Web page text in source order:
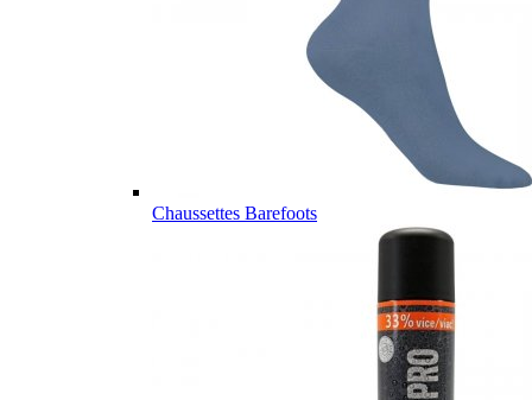
Chaussettes Barefoots